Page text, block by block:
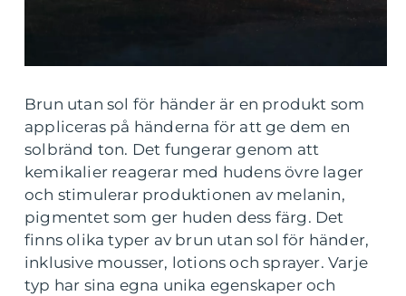
Brun utan sol för händer är en produkt som
appliceras på händerna för att ge dem en
solbränd ton. Det fungerar genom att
kemikalier reagerar med hudens övre lager
och stimulerar produktionen av melanin,
pigmentet som ger huden dess färg. Det
finns olika typer av brun utan sol för händer,
inklusive mousser, lotions och sprayer. Varje
typ har sina egna unika egenskaper och